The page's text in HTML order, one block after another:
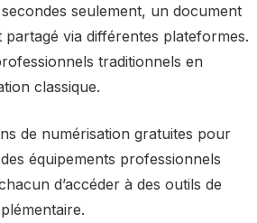
seulement, un document
via différentes plateformes.
traditionnels en
classique.
de numérisation gratuites pour
équipements professionnels
d’accéder à des outils de